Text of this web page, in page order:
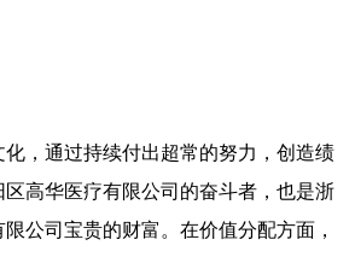
，通过持续付出超常的努力，创造绩
高华医疗有限公司的奋斗者，也是浙
公司宝贵的财富。在价值分配方面，